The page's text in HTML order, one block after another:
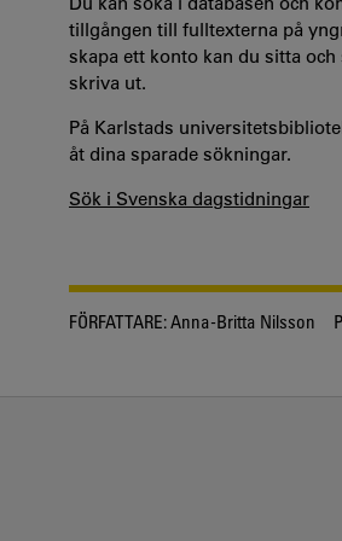
tillgången till fulltexterna på
skapa ett konto kan du sitta
skriva ut.
På Karlstads
åt dina sparade sökningar.
Sök i Svenska dagstidningar
FÖRFATTARE:Anna-Britta Nilsson